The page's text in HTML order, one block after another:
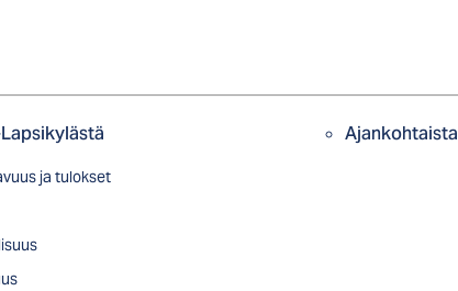
ja tulokset
Ajankohtaista